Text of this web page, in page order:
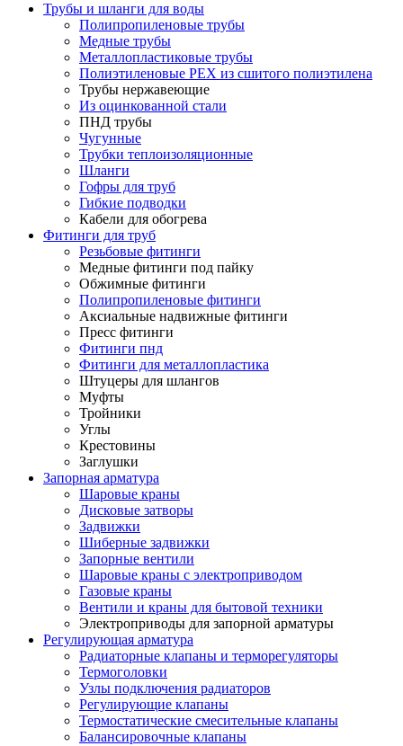
Трубы и шланги для воды
Полипропиленовые трубы
Медные трубы
Металлопластиковые трубы
Полиэтиленовые PEX из сшитого полиэтилена
Трубы нержавеющие
Из оцинкованной стали
ПНД трубы
Чугунные
Трубки теплоизоляционные
Шланги
Гофры для труб
Гибкие подводки
Кабели для обогрева
Фитинги для труб
Резьбовые фитинги
Медные фитинги под пайку
Обжимные фитинги
Полипропиленовые фитинги
Аксиальные надвижные фитинги
Пресс фитинги
Фитинги пнд
Фитинги для металлопластика
Штуцеры для шлангов
Муфты
Тройники
Углы
Крестовины
Заглушки
Запорная арматура
Шаровые краны
Дисковые затворы
Задвижки
Шиберные задвижки
Запорные вентили
Шаровые краны с электроприводом
Газовые краны
Вентили и краны для бытовой техники
Электроприводы для запорной арматуры
Регулирующая арматура
Радиаторные клапаны и терморегуляторы
Термоголовки
Узлы подключения радиаторов
Регулирующие клапаны
Термостатические смесительные клапаны
Балансировочные клапаны